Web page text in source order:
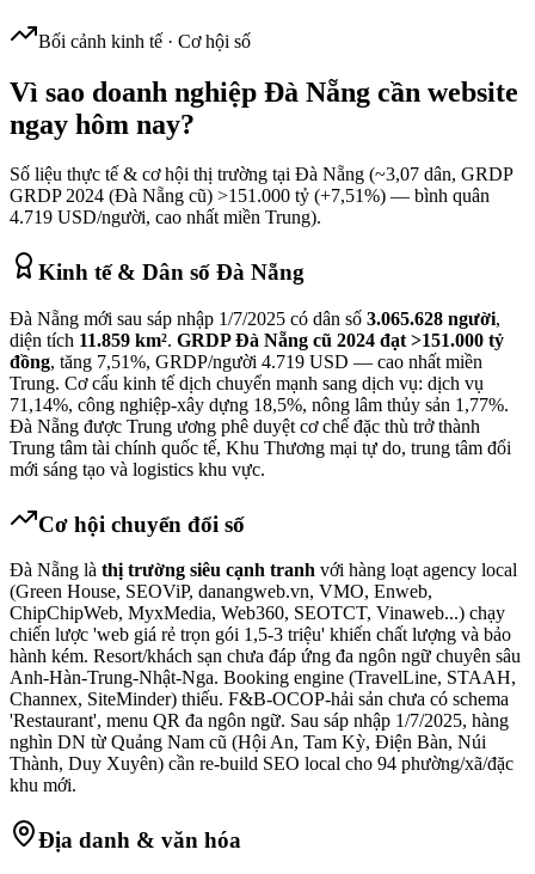
Bối cảnh kinh tế · Cơ hội số
Vì sao doanh nghiệp Đà Nẵng cần website
ngay hôm nay?
Số liệu thực tế & cơ hội thị trường tại Đà Nẵng (~3,07 dân, GRDP
GRDP 2024 (Đà Nẵng cũ) >151.000 tỷ (+7,51%) — bình quân
4.719 USD/người, cao nhất miền Trung).
Kinh tế & Dân số Đà Nẵng
Đà Nẵng mới sau sáp nhập 1/7/2025 có dân số 3.065.628 người,
diện tích 11.859 km². GRDP Đà Nẵng cũ 2024 đạt >151.000 tỷ
đồng, tăng 7,51%, GRDP/người 4.719 USD — cao nhất miền
Trung. Cơ cấu kinh tế dịch chuyển mạnh sang dịch vụ: dịch vụ
71,14%, công nghiệp-xây dựng 18,5%, nông lâm thủy sản 1,77%.
Đà Nẵng được Trung ương phê duyệt cơ chế đặc thù trở thành
Trung tâm tài chính quốc tế, Khu Thương mại tự do, trung tâm đổi
mới sáng tạo và logistics khu vực.
Cơ hội chuyển đổi số
Đà Nẵng là thị trường siêu cạnh tranh với hàng loạt agency local
(Green House, SEOViP, danangweb.vn, VMO, Enweb,
ChipChipWeb, MyxMedia, Web360, SEOTCT, Vinaweb...) chạy
chiến lược 'web giá rẻ trọn gói 1,5-3 triệu' khiến chất lượng và bảo
hành kém. Resort/khách sạn chưa đáp ứng đa ngôn ngữ chuyên sâu
Anh-Hàn-Trung-Nhật-Nga. Booking engine (TravelLine, STAAH,
Channex, SiteMinder) thiếu. F&B-OCOP-hải sản chưa có schema
'Restaurant', menu QR đa ngôn ngữ. Sau sáp nhập 1/7/2025, hàng
nghìn DN từ Quảng Nam cũ (Hội An, Tam Kỳ, Điện Bàn, Núi
Thành, Duy Xuyên) cần re-build SEO local cho 94 phường/xã/đặc
khu mới.
Địa danh & văn hóa